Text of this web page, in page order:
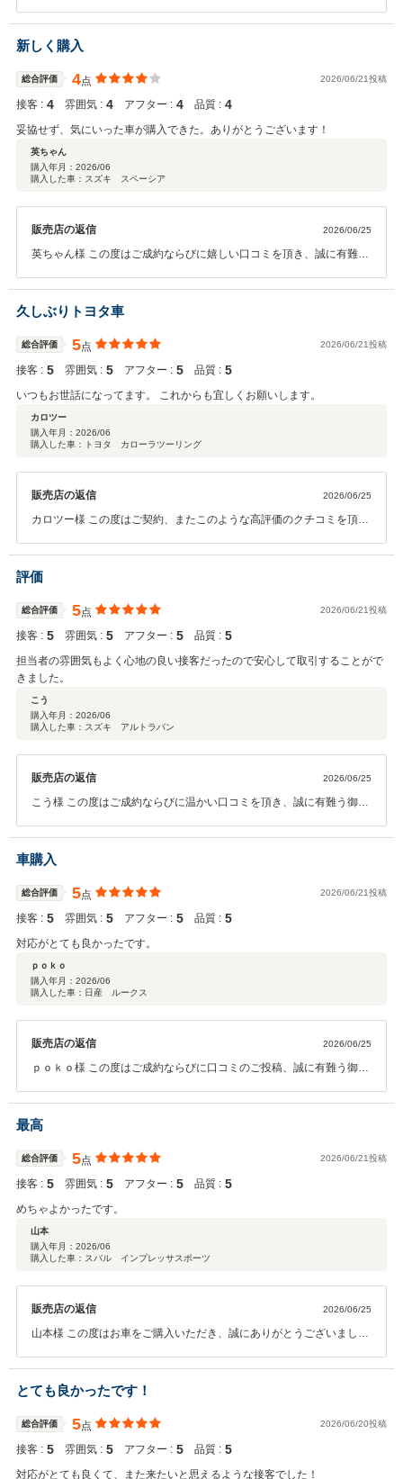
かなと嬉しく感じております。 これから始まるカーライフを存分にお
楽しみください！またお車のことで何かございましたら、いつでもお
気軽にご相談ください。 今後とも末永いお付き合いの程宜しくお願い
致します。
新しく購入
総合評価 4点 2026/06/21投稿
接客 : 4 雰囲気 : 4 アフター : 4 品質 : 4
妥協せず、気にいった車が購入できた。ありがとうございます！
英ちゃん
購入年月： 2026/06
購入した車：スズキ スペーシア
販売店の返信 2026/06/25
英ちゃん様 この度はご成約ならびに嬉しい口コミを頂き、誠に有難う
を見つけて頂けたとのことで、私たちも大変嬉しく思っております。
これからのカーライフがより快適で楽しいものとなりますよう、スタ
ッフ一同しっかりとサポートさせて頂きます。お車のことで何かござ
いましたら、いつでもお気軽にご相談ください。 今後とも末永いお付
き合いの程、宜しくお願い致します。
久しぶりトヨタ車
総合評価 5点 2026/06/21投稿
接客 : 5 雰囲気 : 5 アフター : 5 品質 : 5
いつもお世話になってます。 これからも宜しくお願いします。
カロツー
購入年月： 2026/06
購入した車：トヨタ カローラツーリング
販売店の返信 2026/06/25
カロツー様 この度はご契約、またこのような高評価のクチコミを頂き
いつもご利用頂き有難う御座います。 今後ともご利用頂けるようアフ
ターサービスへ注力して参りますので、これからも末永いお付き合い
評価
総合評価 5点 2026/06/21投稿
接客 : 5 雰囲気 : 5 アフター : 5 品質 : 5
担当者の雰囲気もよく心地の良い接客だったので安心して取引することがで
きました。
こう
購入年月： 2026/06
購入した車：スズキ アルトラパン
販売店の返信 2026/06/25
こう様 この度はご成約ならびに温かい口コミを頂き、誠に有難う御座
く思います。お車のご購入は大きなお買い物ですので、安心してお取
引頂けたとのお言葉は何よりの励みになります。今後もお客様に安心
してご相談いただけるよう、丁寧で心地よい接客を心掛けてまいりま
す。お車のことで何かございましたら、いつでもお気軽にご連絡くだ
さい。 今後とも末永いお付き合いの程、宜しくお願い致します。
車購入
総合評価 5点 2026/06/21投稿
接客 : 5 雰囲気 : 5 アフター : 5 品質 : 5
対応がとても良かったです。
ｐｏｋｏ
購入年月： 2026/06
購入した車：日産 ルークス
販売店の返信 2026/06/25
ｐｏｋｏ様 この度はご成約ならびに口コミのご投稿、誠に有難う御座
っております。お客様に安心してお車をご購入頂けるよう心掛けてお
りますので、そのように感じて頂けたことはスタッフ一同の励みにな
を心掛けてまいります。お車のことで何かございましたら、いつでも
お気軽にご相談ください。 今後とも末永いお付き合いの程、宜しくお
願い致します。
最高
総合評価 5点 2026/06/21投稿
接客 : 5 雰囲気 : 5 アフター : 5 品質 : 5
めちゃよかったです。
山本
購入年月： 2026/06
購入した車：スバル インプレッサスポーツ
販売店の返信 2026/06/25
山本様 この度はお車をご購入いただき、誠にありがとうございまし
のような温かいお言葉と高い評価をいただき、スタッフ一同大変嬉し
く思っております。ご納車後も安心して快適なカーライフをお過ごし
いただけるよう、しっかりとサポートさせていただきますので、お車
に関することはお気軽にご相談ください。 今後とも末永いお付き合い
のほど、よろしくお願い申し上げます。
とても良かったです！
総合評価 5点 2026/06/20投稿
接客 : 5 雰囲気 : 5 アフター : 5 品質 : 5
対応がとても良くて、また来たいと思えるような接客でした！